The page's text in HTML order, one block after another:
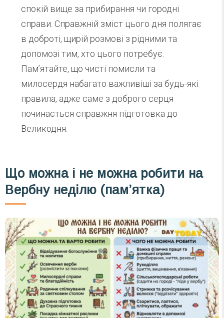
спокій вище за прибирання чи городні
справи. Справжній зміст цього дня полягає
в доброті, щирій розмові з рідними та
допомозі тим, хто цього потребує.
Пам’ятайте, що чисті помисли та
милосердя набагато важливіші за будь-які
правила, адже саме з доброго серця
починається справжня підготовка до
Великодня.
Що можна і не можна робити на
Вербну неділю (памʼятка)